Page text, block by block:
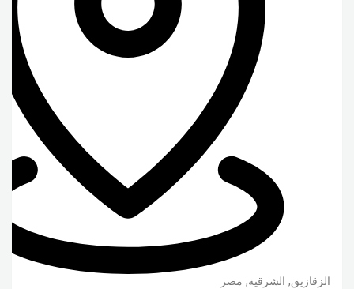
الزقازيق, الشرقية, مصر